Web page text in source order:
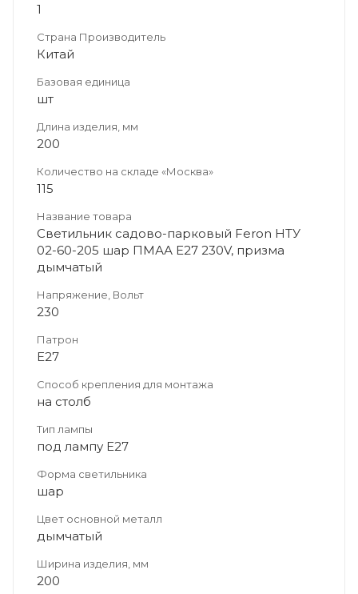
1
Страна Производитель
Китай
Базовая единица
шт
Длина изделия, мм
200
Количество на складе «Москва»
115
Название товара
Светильник садово-парковый Feron НТУ
02-60-205 шар ПМАА E27 230V, призма
дымчатый
Напряжение, Вольт
230
Патрон
E27
Способ крепления для монтажа
на столб
Тип лампы
под лампу Е27
Форма светильника
шар
Цвет основной металл
дымчатый
Ширина изделия, мм
200